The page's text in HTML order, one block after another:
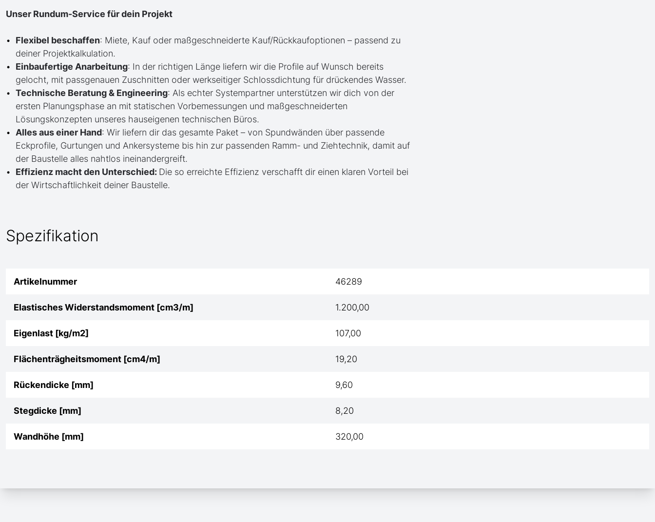
Unser Rundum-Service für dein Projekt
Flexibel beschaffen: Miete, Kauf oder maßgeschneiderte Kauf/Rückkaufoptionen – passend zu
deiner Projektkalkulation.
Einbaufertige Anarbeitung: In der richtigen Länge liefern wir die Profile auf Wunsch bereits
gelocht, mit passgenauen Zuschnitten oder werkseitiger Schlossdichtung für drückendes Wasser.
Technische Beratung & Engineering: Als echter Systempartner unterstützen wir dich von der
ersten Planungsphase an mit statischen Vorbemessungen und maßgeschneiderten
Lösungskonzepten unseres hauseigenen technischen Büros.
Alles aus einer Hand: Wir liefern dir das gesamte Paket – von Spundwänden über passende
Eckprofile, Gurtungen und Ankersysteme bis hin zur passenden Ramm- und Ziehtechnik, damit auf
der Baustelle alles nahtlos ineinandergreift.
Effizienz macht den Unterschied: Die so erreichte Effizienz verschafft dir einen klaren Vorteil bei
der Wirtschaftlichkeit deiner Baustelle.
Spezifikation
Artikelnummer 46289
Elastisches Widerstandsmoment [cm3/m] 1.200,00
Eigenlast [kg/m2] 107,00
Flächenträgheitsmoment [cm4/m] 19,20
Rückendicke [mm] 9,60
Stegdicke [mm] 8,20
Wandhöhe [mm] 320,00